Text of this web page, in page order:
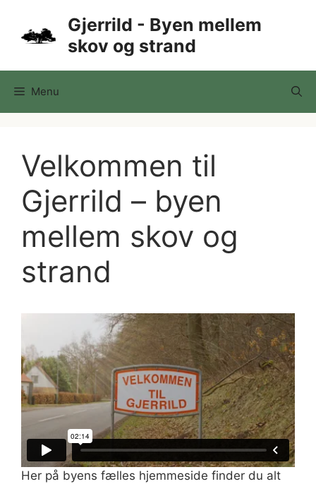
indhold
Gjerrild - Byen mellem
skov og strand
Menu
Velkommen til
Gjerrild – byen
mellem skov og
strand
Her på byens fælles hjemmeside finder du alt